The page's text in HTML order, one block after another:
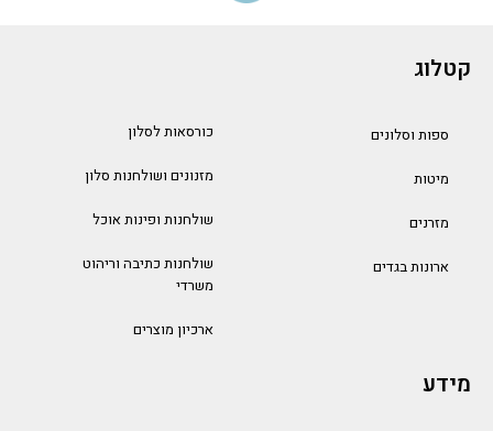
קטלוג
ספות וסלונים
מיטות
מזרנים
ארונות בגדים
כורסאות לסלון
מזנונים ושולחנות סלון
שולחנות ופינות אוכל
שולחנות כתיבה וריהוט
משרדי
ארכיון מוצרים
מידע